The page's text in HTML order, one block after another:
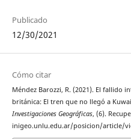
Publicado
12/30/2021
Cómo citar
Méndez Barozzi, R. (2021). El fallido
británica: El tren que no llegó a
Investigaciones Geográficas, (6).
inigeo.unlu.edu.ar/posicion/article/